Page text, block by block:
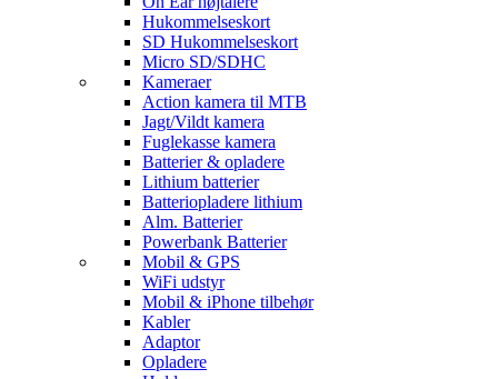
Hukommelseskort
SD Hukommelseskort
Micro SD/SDHC
Kameraer
Action kamera til MTB
Jagt/Vildt kamera
Fuglekasse kamera
Batterier & opladere
Lithium batterier
Batteriopladere lithium
Alm. Batterier
Powerbank Batterier
Mobil & GPS
WiFi udstyr
Mobil & iPhone tilbehør
Kabler
Adaptor
Opladere